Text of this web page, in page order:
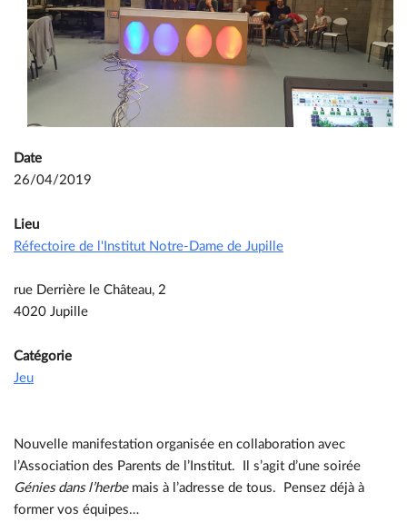
Date
26/04/2019
Lieu
Réfectoire de l'Institut Notre-Dame de Jupille
rue Derrière le Château, 2
4020 Jupille
Catégorie
Jeu
Nouvelle manifestation organisée en collaboration avec
l’Association des Parents de l’Institut. Il s’agit d’une soirée
Génies dans l’herbemais à l’adresse de tous. Pensez déjà à
former vos équipes…